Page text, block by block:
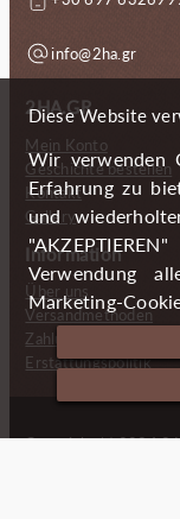
info@2ha.gr
2HA.GR
Mein Konto
Geschichte bestellen
Kontakt
Gallery
Information
Über uns
Versandmethoden
Zahlungsmöglichkeiten
Erstattungspolitik
Copyright (c) 2024 2
Diese Website
Wir verwenden
Erfahrung zu
und
Verwendung
Marketing-